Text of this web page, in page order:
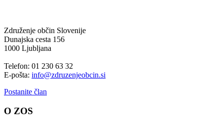
Združenje občin Slovenije
Dunajska cesta 156
1000 Ljubljana
Telefon: 01 230 63 32
E-pošta: info@zdruzenjeobcin.si
Postanite član
O ZOS